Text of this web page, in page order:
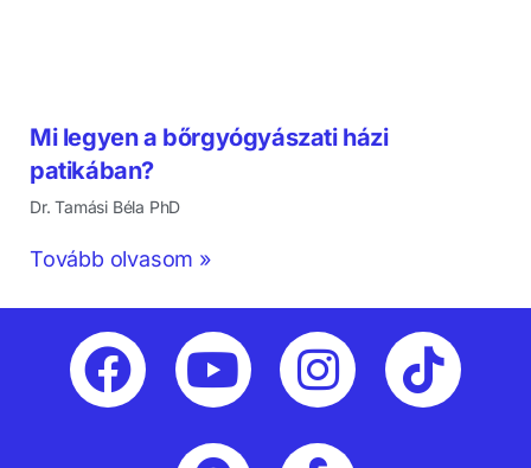
Mi legyen a bőrgyógyászati házi
patikában?
Dr. Tamási Béla PhD
Tovább olvasom »